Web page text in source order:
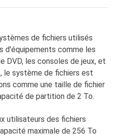
de fichiers utilisés
d'équipements comme les
DVD, les consoles de jeux, et
le système de fichiers est
comme une taille de fichier
de partition de 2 To.
utilisateurs des fichiers
maximale de 256 To